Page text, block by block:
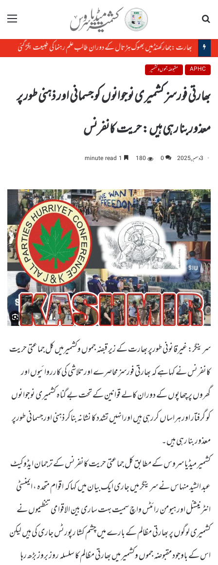
مینو
بھارت :جھارکھنڈمیں بھوک ہڑتال کے دوران طالب علم رہنما کی طبیعت بگڑ گئی
APHC مقبوضہ جموں و کشمیر
بھارتی فورسز کشمیری نوجوانوں کو جسمانی اور ذہنی طور پر
معذوربنا رہی ہیں : حریت کانفرنس
3 دسمبر, 2025 0
180
سرینگر: غیرقانونی طورپر بھارت کے زیر قبضہ جموں وکشمیرمیں کل جماعتی حریت
کانفرنس نے کہاہے کہ بھارتی فورسزمحاصرے اور تلاشی کی کارروائیوں اور
گھروں پر چھاپوں کے دوران کالے قوانین کے تحت بے گناہ کشمیری نوجوانوں
کو گرفتار اور ہراساں کررہی ہیں اورانہیں تشدد کا نشانہ بناکر ذہنی اورجسمانی طورپر
معذور بنا رہی ہیں۔
کشمیر میڈیا سروس کے مطابق کل جماعتی حریت کانفرنس کے ترجمان ایڈوکیٹ
عبد الشید منہاس نے سرینگر میں جاری ایک بیان میں کہا کہ اقوام متحدہ ، ایمنسٹی
انٹرنیشنل اور ہیومن رائٹس واچ سمیت بہت ساری بین الاقوامی تنظیموں نے
کشمیری لوگوں پر بھارتی مظالم کے بارے میں چشم کشا رپورٹس جاری کی ہیں لیکن
اس کے باوجود مقبوضہ جموں وکشمیر میں بھارتی مظالم کا سلسلہ روز بروز بڑھ رہا